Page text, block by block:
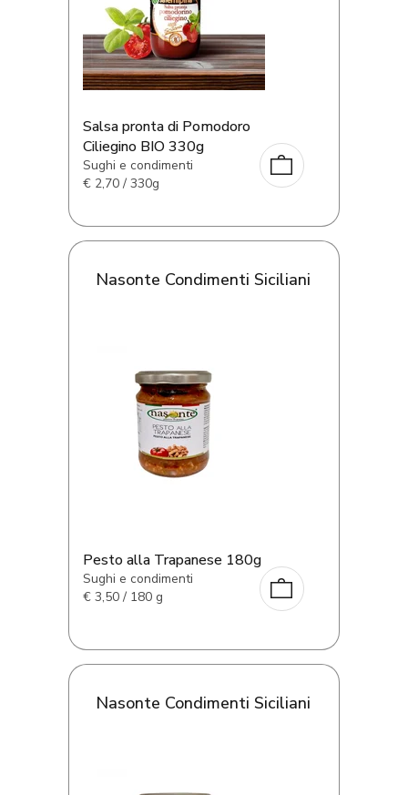
Salsa pronta di Pomodoro
Ciliegino BIO 330g
Sughi e condimenti
€ 2,70 / 330g
Nasonte Condimenti Siciliani
Pesto alla Trapanese 180g
Sughi e condimenti
€ 3,50 / 180 g
Nasonte Condimenti Siciliani